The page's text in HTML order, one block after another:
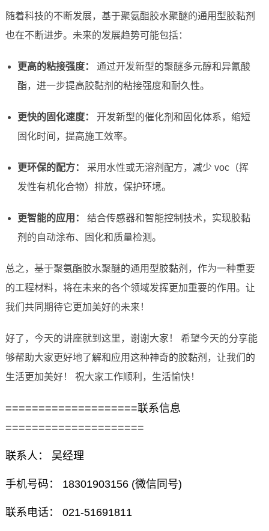
随着科技的不断发展，基于聚氨酯胶水聚醚的通用型胶黏剂
也在不断进步。未来的发展趋势可能包括：
更高的粘接强度：
通过开发新型的聚醚多元醇和异氰酸
酯，进一步提高胶黏剂的粘接强度和耐久性。
更快的固化速度：
开发新型的催化剂和固化体系，缩短
固化时间，提高施工效率。
更环保的配方：
采用水性或无溶剂配方，减少 voc（挥
发性有机化合物）排放，保护环境。
更智能的应用：
结合传感器和智能控制技术，实现胶黏
剂的自动涂布、固化和质量检测。
总之，基于聚氨酯胶水聚醚的通用型胶黏剂，作为一种重要
的工程材料，将在未来的各个领域发挥更加重要的作用。让
我们共同期待它更加美好的未来！
好了，今天的讲座就到这里，谢谢大家！ 希望今天的分享能
够帮助大家更好地了解和应用这种神奇的胶黏剂，让我们的
生活更加美好！ 祝大家工作顺利，生活愉快！
====================联系信息
=====================
联系人： 吴经理
手机号码： 18301903156 (微信同号)
联系电话： 021-51691811